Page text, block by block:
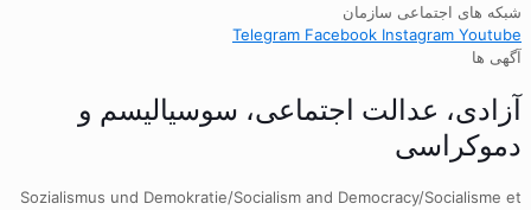
شبکه های اجتماعی سازمان
Telegram Facebook Instagram Youtube
آگهی ها
آزادی، عدالت اجتماعی، سوسیالیسم و
دموکراسی
Sozialismus und Demokratie/Socialism and Democracy/Socialisme et